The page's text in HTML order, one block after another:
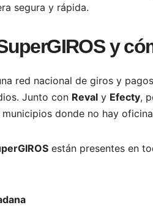
segura y rápida.
y
red nacional de giros y
Junto con Reval y Efecty,
donde no hay
están presentes en